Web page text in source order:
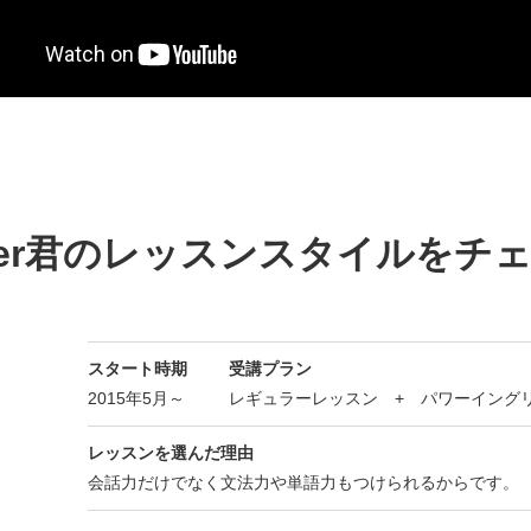
君のレッスンスタイルをチェ
スタート時期
2015年5月～
受講プラン
レギュラーレッスン + パワーイング
レッスンを選んだ理由
会話力だけでなく文法力や単語力もつけられるからです。